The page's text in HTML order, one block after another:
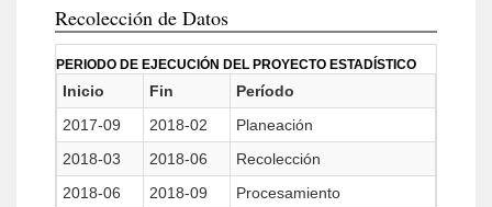
Recolección de Datos
PERIODO DE EJECUCIÓN DEL PROYECTO ESTADÍSTICO
Inicio Fin
Período
2017-09
2018-02
Planeación
2018-03
2018-06
Recolección
2018-06
2018-09
Procesamiento